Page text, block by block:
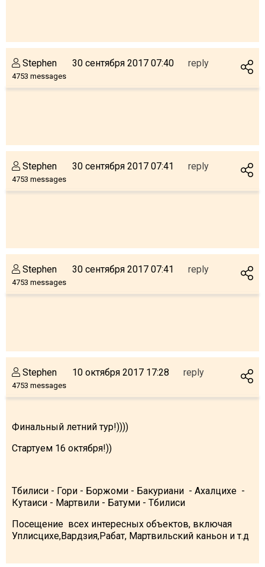
Stephen
4753 messages
30 сентября 2017 07:40 reply
Stephen
4753 messages
30 сентября 2017 07:41 reply
Stephen
4753 messages
30 сентября 2017 07:41 reply
Stephen
4753 messages
10 октября 2017 17:28 reply
Финальный летний тур!))))
Стартуем 16 октября!))
Тбилиси - Гори - Боржоми - Бакуриани - Ахалцихе -
Кутаиси - Мартвили - Батуми - Тбилиси
Посещение всех интересных объектов, включая
Уплисцихе,Вардзия,Рабат, Мартвильский каньон и т.д